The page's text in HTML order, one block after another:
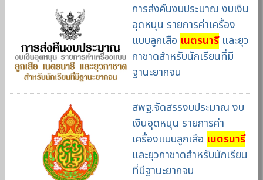
การส่งคืนงบประมาณ งบเงิน
อุดหนุน รายการค่าเครื่อง
แบบลูกเสือ เนตรนารีและยุว
กาชาดสำหรับนักเรียนที่มี
ฐานะยากจน
สพฐ.จัดสรรงบประมาณ งบ
เงินอุดหนุน รายการค่า
เครื่องแบบลูกเสือ เนตรนารี
และยุวกาชาดสำหรับนักเรียน
ที่มีฐานะยากจน